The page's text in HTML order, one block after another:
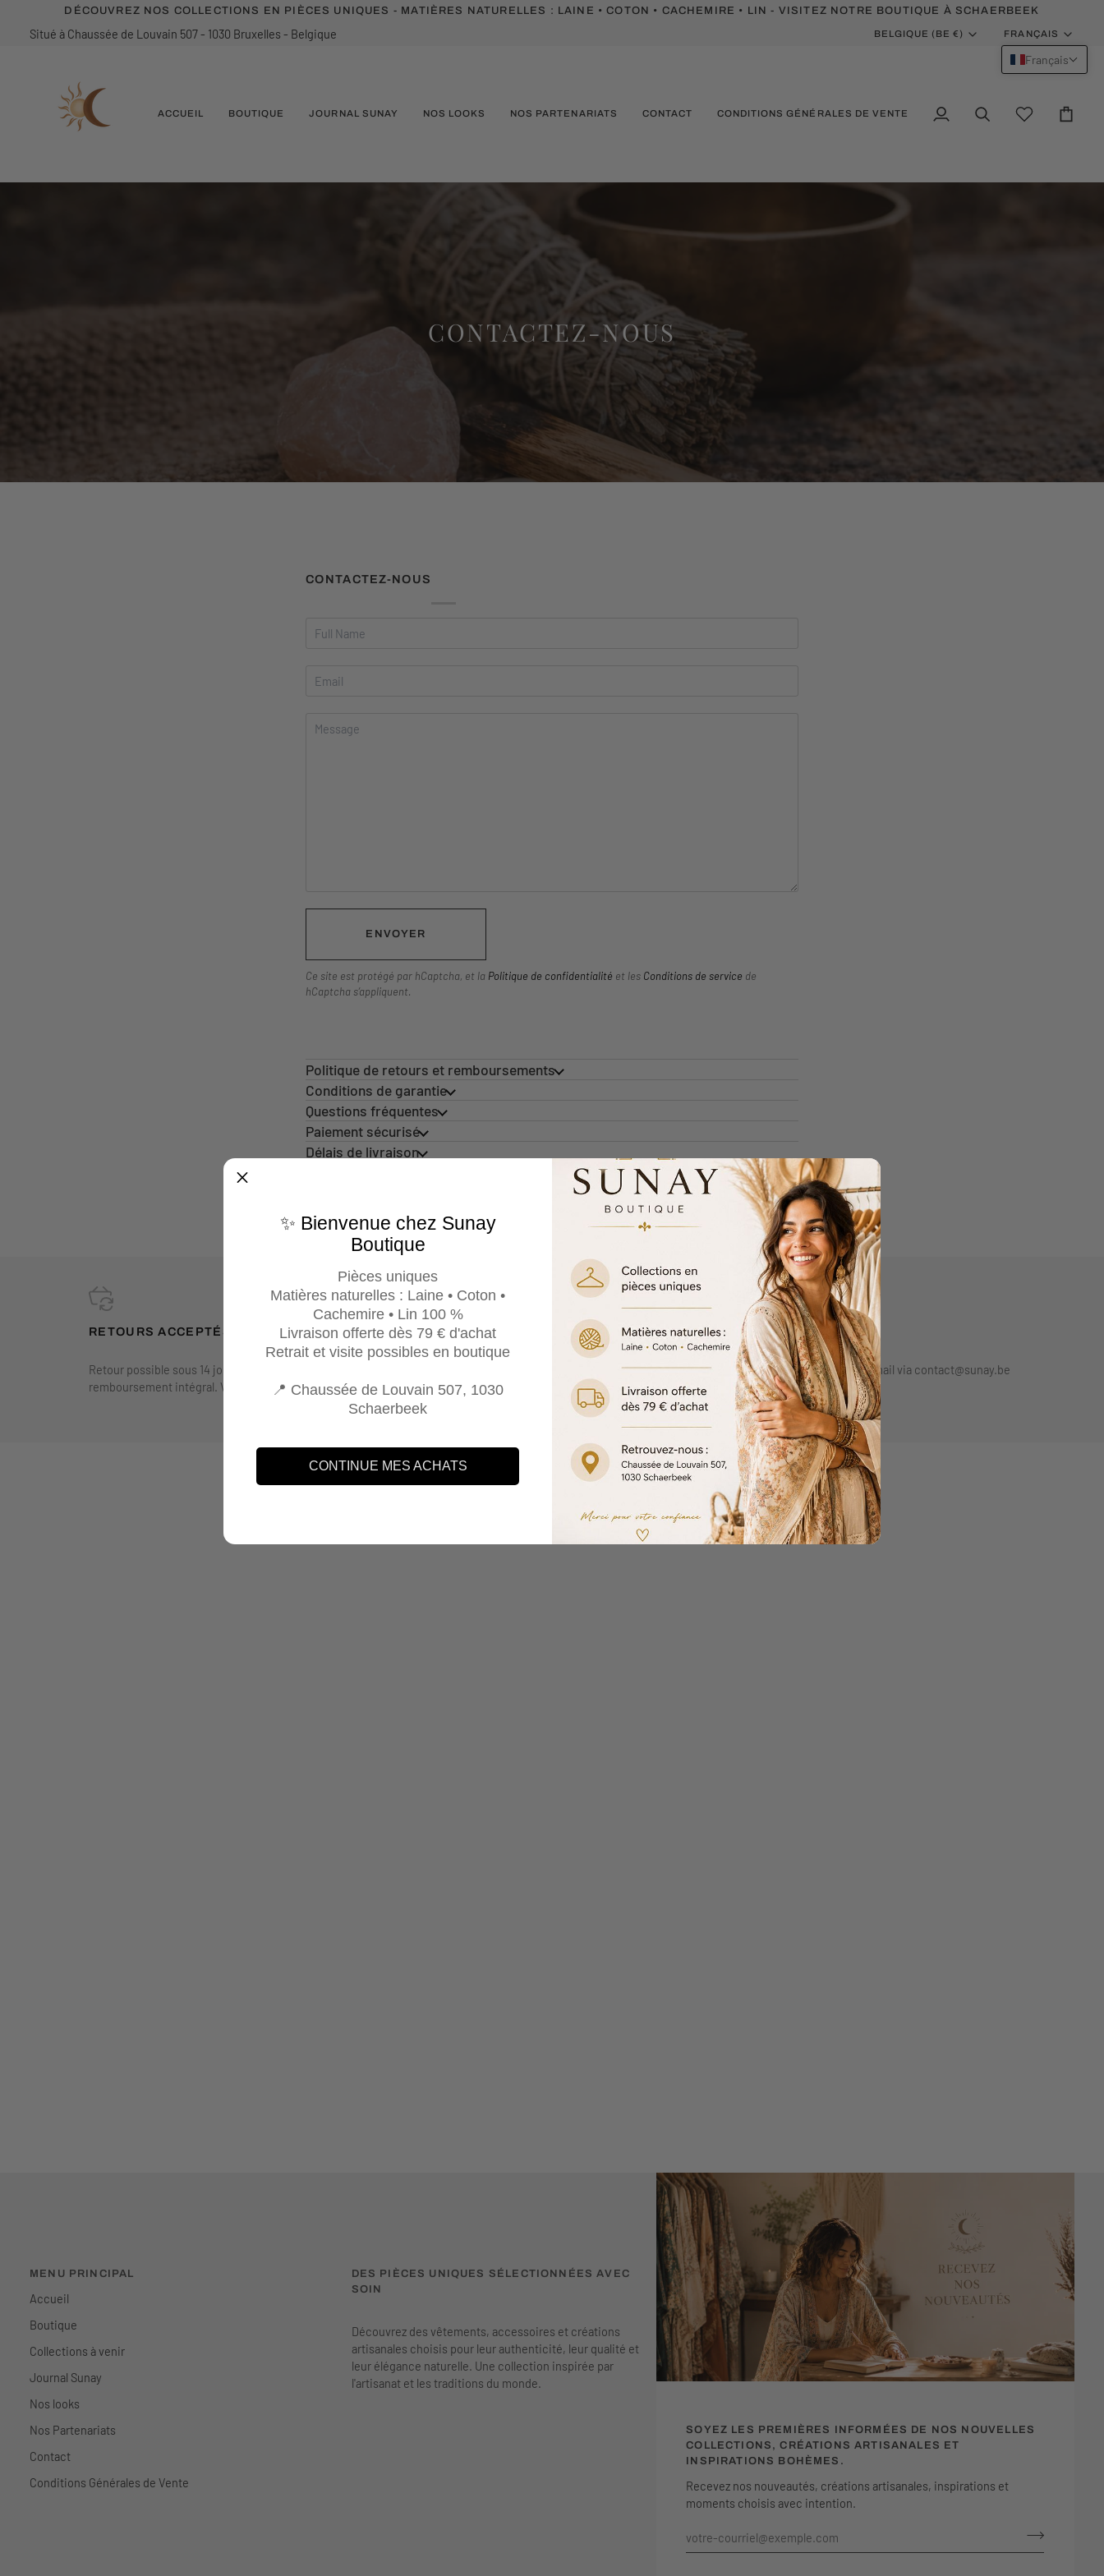
contenu
DÉCOUVREZ NOS COLLECTIONS EN PIÈCES UNIQUES - MATIÈRES NATURELLES : LAINE • COTON • CACHEMIRE • LIN - VISITEZ NOTRE BOUTIQUE À SCHAERBEEK
Situé à Chaussée de Louvain 507 - 1030 Bruxelles - Belgique MONNAIE
BELGIQUE (BE €) LANGUE
FRANÇAIS
ACCUEIL BOUTIQUE JOURNAL SUNAY NOS LOOKS NOS PARTENARIATS CONTACT CONDITIONS GÉNÉRALES DE VENTE
Mon
RechercheWishlist Panier
CONTACTEZ-NOUS
CONTACTEZ-NOUS
ENVOYER
Ce site est protégé par hCaptcha, et la Politique de confidentialité et les Conditions de service de
hCaptcha s’appliquent.
Politique de retours et remboursements
Conditions de garantie
Questions fréquentes
Paiement sécurisé
Délais de livraison
Prévenez-moi quand l’article est de nouveau disponible
RETOURS ACCEPTÉS
Retour possible sous 14 jours calendrier avec
remboursement intégral. Voir conditions générales.
LIVRAISON DANS LE MONDE ENTIER
Livraison partout – frais calculés lors du paiement.
24/7 SUPPORT
Service client disponible par email via contact@sunay.be
SOYEZ LES PREMIÈRES INFORMÉES DE NOS NOUVELLES
COLLECTIONS, CRÉATIONS ARTISANALES ET
INSPIRATIONS BOHÈMES.
Recevez nos nouveautés, créations artisanales, inspirations et
moments choisis avec intention.
MENU PRINCIPAL
Accueil
Boutique
Collections à venir
Journal Sunay
Nos looks
Nos Partenariats
Contact
Conditions Générales de Vente
DES PIÈCES UNIQUES SÉLECTIONNÉES AVEC
SOIN
Découvrez des vêtements, accessoires et créations
artisanales choisis pour leur authenticité, leur qualité et
leur élégance naturelle. Une collection inspirée par
l'artisanat et les traditions du monde.
Français
✨ Bienvenue chez Sunay
Boutique
Pièces uniques
Matières naturelles : Laine • Coton •
Cachemire • Lin 100 %
Livraison offerte dès 79 € d'achat
Retrait et visite possibles en boutique
📍 Chaussée de Louvain 507, 1030
Schaerbeek
CONTINUE MES ACHATS